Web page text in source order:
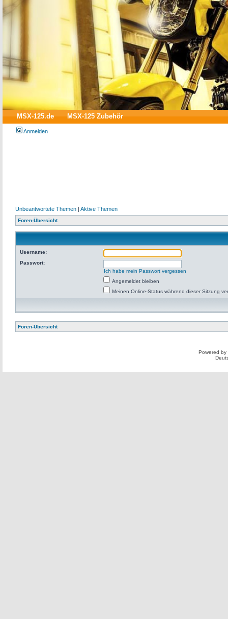
MSX-125.de MSX-125 Zubehör
Anmelden
Unbeantwortete Themen | Aktive Themen
Foren-Übersicht
Username:
Passwort:
Ich habe mein Passwort vergessen
Angemeldet bleiben
Meinen Online-Status während dieser Sitzung
Foren-Übersicht
Powered by